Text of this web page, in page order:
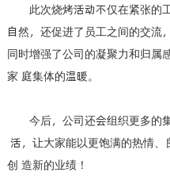
此次烧烤活动不仅在紧张的
自然，还促进了员工之间的交流
同时增强了公司的凝聚力和归属
家 庭集体的温暖。
今后，公司还会组织更多的
活，让大家能以更饱满的热情
创 造新的业绩！